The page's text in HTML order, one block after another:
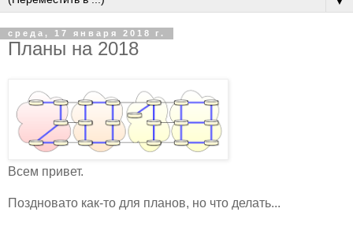
среда, 17 января 2018 г.
Планы на 2018
Всем привет.
Поздновато как-то для планов, но что делать...